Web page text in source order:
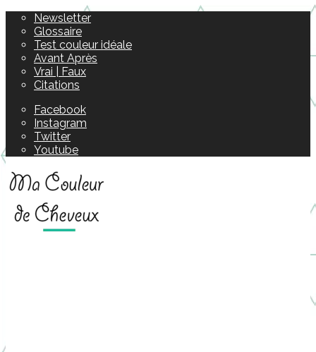
Newsletter
Glossaire
Test couleur idéale
Avant Après
Vrai | Faux
Citations
Facebook
Instagram
Twitter
Youtube